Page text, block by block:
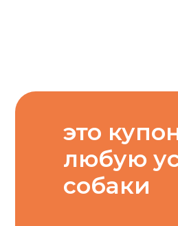
это
любую
собаки